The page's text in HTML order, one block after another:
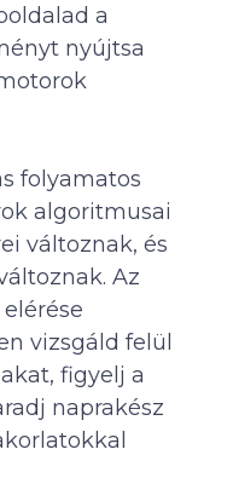
a
nyújtsa
folyamatos
algoritmusai
változnak, és
Az
vizsgáld felül
figyelj a
naprakész